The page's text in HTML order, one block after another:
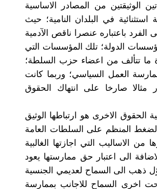
الوثيقتين من المصادر الاساسية
في البلدان النامية؛ حيث
باعتباره عنصرا ناقص الآدمية
الدولة؛ تلك المؤسسات التي
ما تتألف من اعضاء حزب السلطة؛
العمل السياسي؛ وربما كانت
مثالا صارخا على انتهاك الحقوق
الحقوق الاخرى هو ارتباطها الوثيق
المنظم على السلطات العامة
الاساليب التي اجازتها الغالبية
الى اعتبار حق ممارستها يعود
ذهب الى السماح لعديمي الجنسية
اخرى السماح للاجانب بممارسة